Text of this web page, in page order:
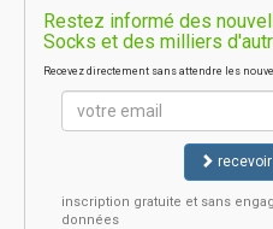
Restez informé des
Socks et des milliers
Recevez directement sans attendre les
inscription gratuite et sans
données